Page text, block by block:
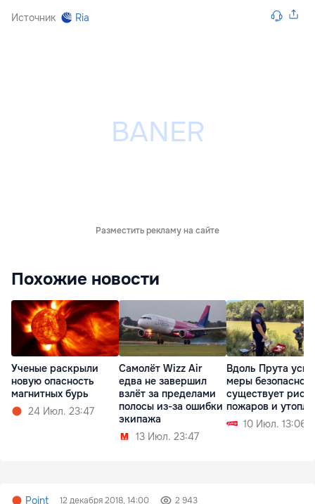
Источник Ria
Разместить рекламу на сайте
Похожие новости
Ученые раскрыли
новую опасность
магнитных бурь
24 Июл. 23:47
Самолёт Wizz Air
едва не завершил
взлёт за пределами
полосы из-за ошибки
экипажа
13 Июл. 23:47
Вдоль Прута
меры
существует риск
пожаров и
10 Июл. 13:06
Point 12 декабря 2018, 14:00 2 943